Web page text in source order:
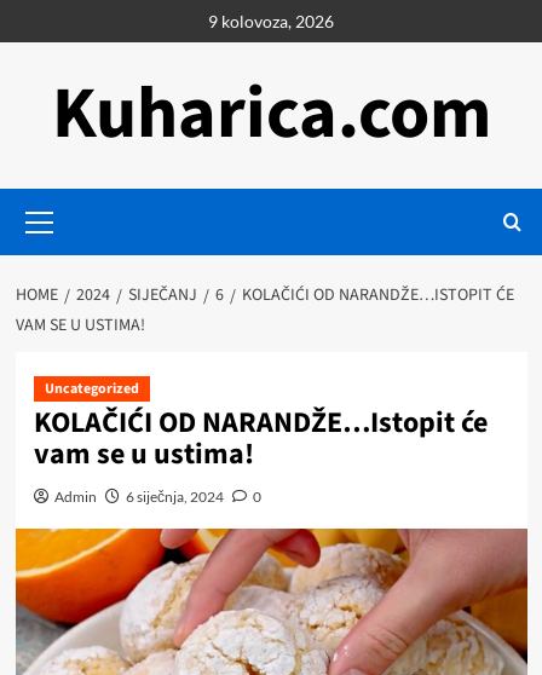
to
9 kolovoza, 2026
Kuharica.com
Menu
HOME 2024 SIJEČANJ 6
KOLAČIĆI OD NARANDŽE…ISTOPIT ĆE
VAM SE U USTIMA!
Uncategorized
KOLAČIĆI OD NARANDŽE…Istopit će
vam se u ustima!
Admin 6 siječnja, 2024 0